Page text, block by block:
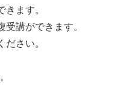
ます。
講ができます。
さい。